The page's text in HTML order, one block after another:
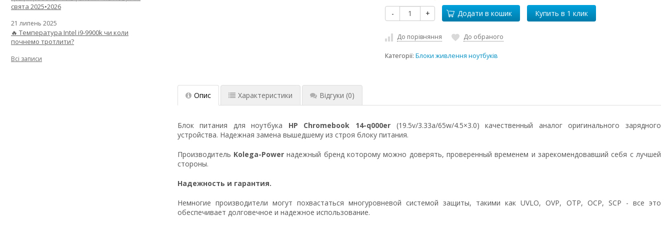
- + Додати в кошик
До порівняння До обраного
Категорії:Блоки живлення ноутбуків
Опис Характеристики Відгуки (0)
Блок питания для ноутбука HP Chromebook 14-q000er (19.5v/3.33a/65w/4.5×3.0) качественный аналог оригинального зарядного
устройства. Надежная замена вышедшему из строя блоку питания.
Производитель Kolega-Powerнадежный бренд которому можно доверять, проверенный временем и зарекомендовавший себя с лучшей
стороны.
Надежность и гарантия.
Немногие производители могут похвастаться многуровневой системой защиты, такими как UVLO, OVP, OTP, OCP, SCP - все это
обеспечивает долговечное и надежное использование.
свята 2025•2026
21 липень 2025
🔥 Температура Intel i9-9900k чи коли
почнемо тротлити?
Всі записи